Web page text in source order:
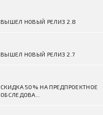
ВЫШЕЛ НОВЫЙ РЕЛИЗ 2.8
ВЫШЕЛ НОВЫЙ РЕЛИЗ 2.7
СКИДКА 50% НА ПРЕДПРОЕКТНОЕ
ОБСЛЕДОВА...